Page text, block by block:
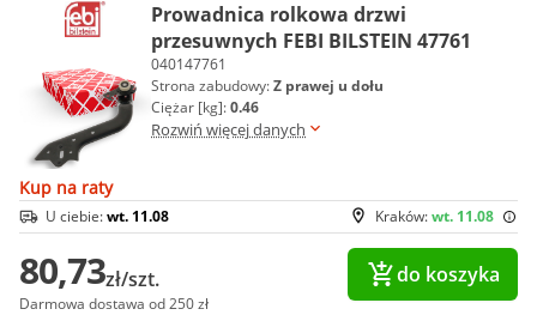
Prowadnica rolkowa drzwi
przesuwnych FEBI BILSTEIN 47761
040147761
Strona zabudowy:Z prawej u dołu
Ciężar [kg]:0.46
Rozwiń więcej danych
Kup na raty
Kraków:wt. 11.08
U ciebie:wt. 11.08
80,73zł/szt.
Darmowa dostawa od 250 zł
do koszyka